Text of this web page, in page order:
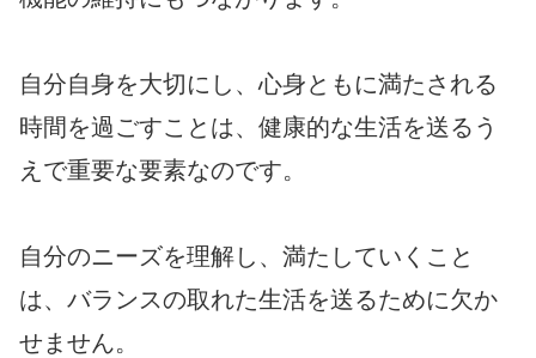
自分自身を大切にし、心身ともに満たされる
時間を過ごすことは、健康的な生活を送るう
えで重要な要素なのです。
自分のニーズを理解し、満たしていくこと
は、バランスの取れた生活を送るために欠か
せません。